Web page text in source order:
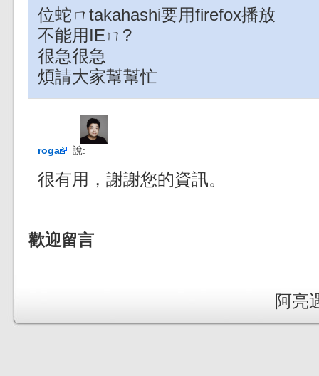
位蛇ㄇtakahashi要用firefox播放
不能用IEㄇ?
很急很急
煩請大家幫幫忙
roga 說:
很有用，謝謝您的資訊。
歡迎留言
阿亮